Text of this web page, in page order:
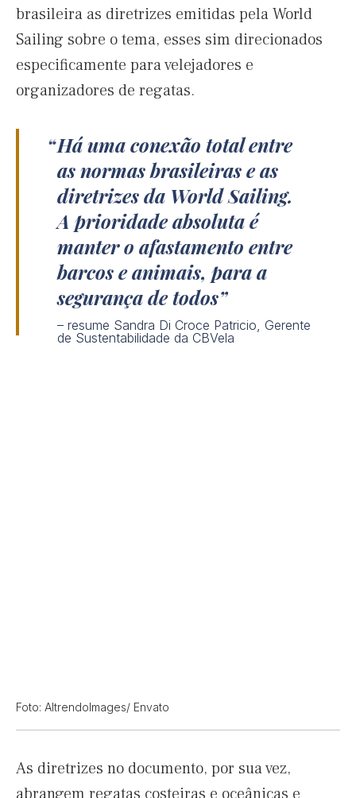
brasileira as diretrizes emitidas pela World
Sailing sobre o tema, esses sim direcionados
especificamente para velejadores e
organizadores de regatas.
Há uma conexão total entre
as normas brasileiras e as
diretrizes da World Sailing.
A prioridade absoluta é
manter o afastamento entre
barcos e animais, para a
segurança de todos
– resume Sandra Di Croce Patricio, Gerente
de Sustentabilidade da CBVela
Foto: AltrendoImages/ Envato
As diretrizes no documento, por sua vez,